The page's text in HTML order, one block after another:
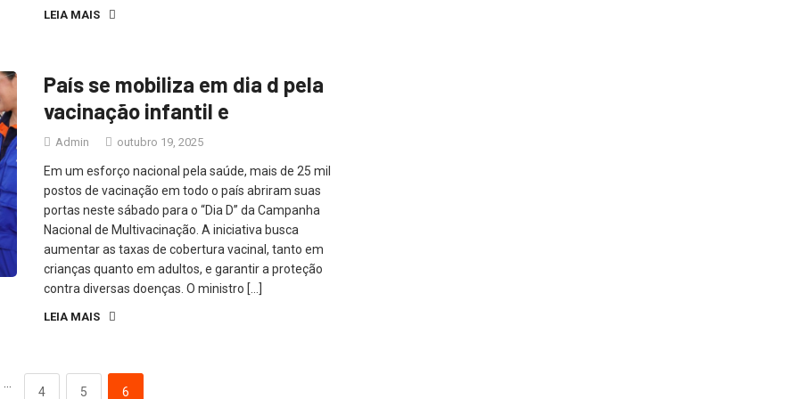
LEIA MAIS
País se mobiliza em dia d pela
vacinação infantil e
Admin outubro 19, 2025
Em um esforço nacional pela saúde, mais de 25 mil
postos de vacinação em todo o país abriram suas
portas neste sábado para o “Dia D” da Campanha
Nacional de Multivacinação. A iniciativa busca
aumentar as taxas de cobertura vacinal, tanto em
crianças quanto em adultos, e garantir a proteção
contra diversas doenças. O ministro […]
LEIA MAIS
4 5 6